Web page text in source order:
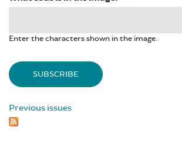
Enter the characters shown in the image.
Previous issues